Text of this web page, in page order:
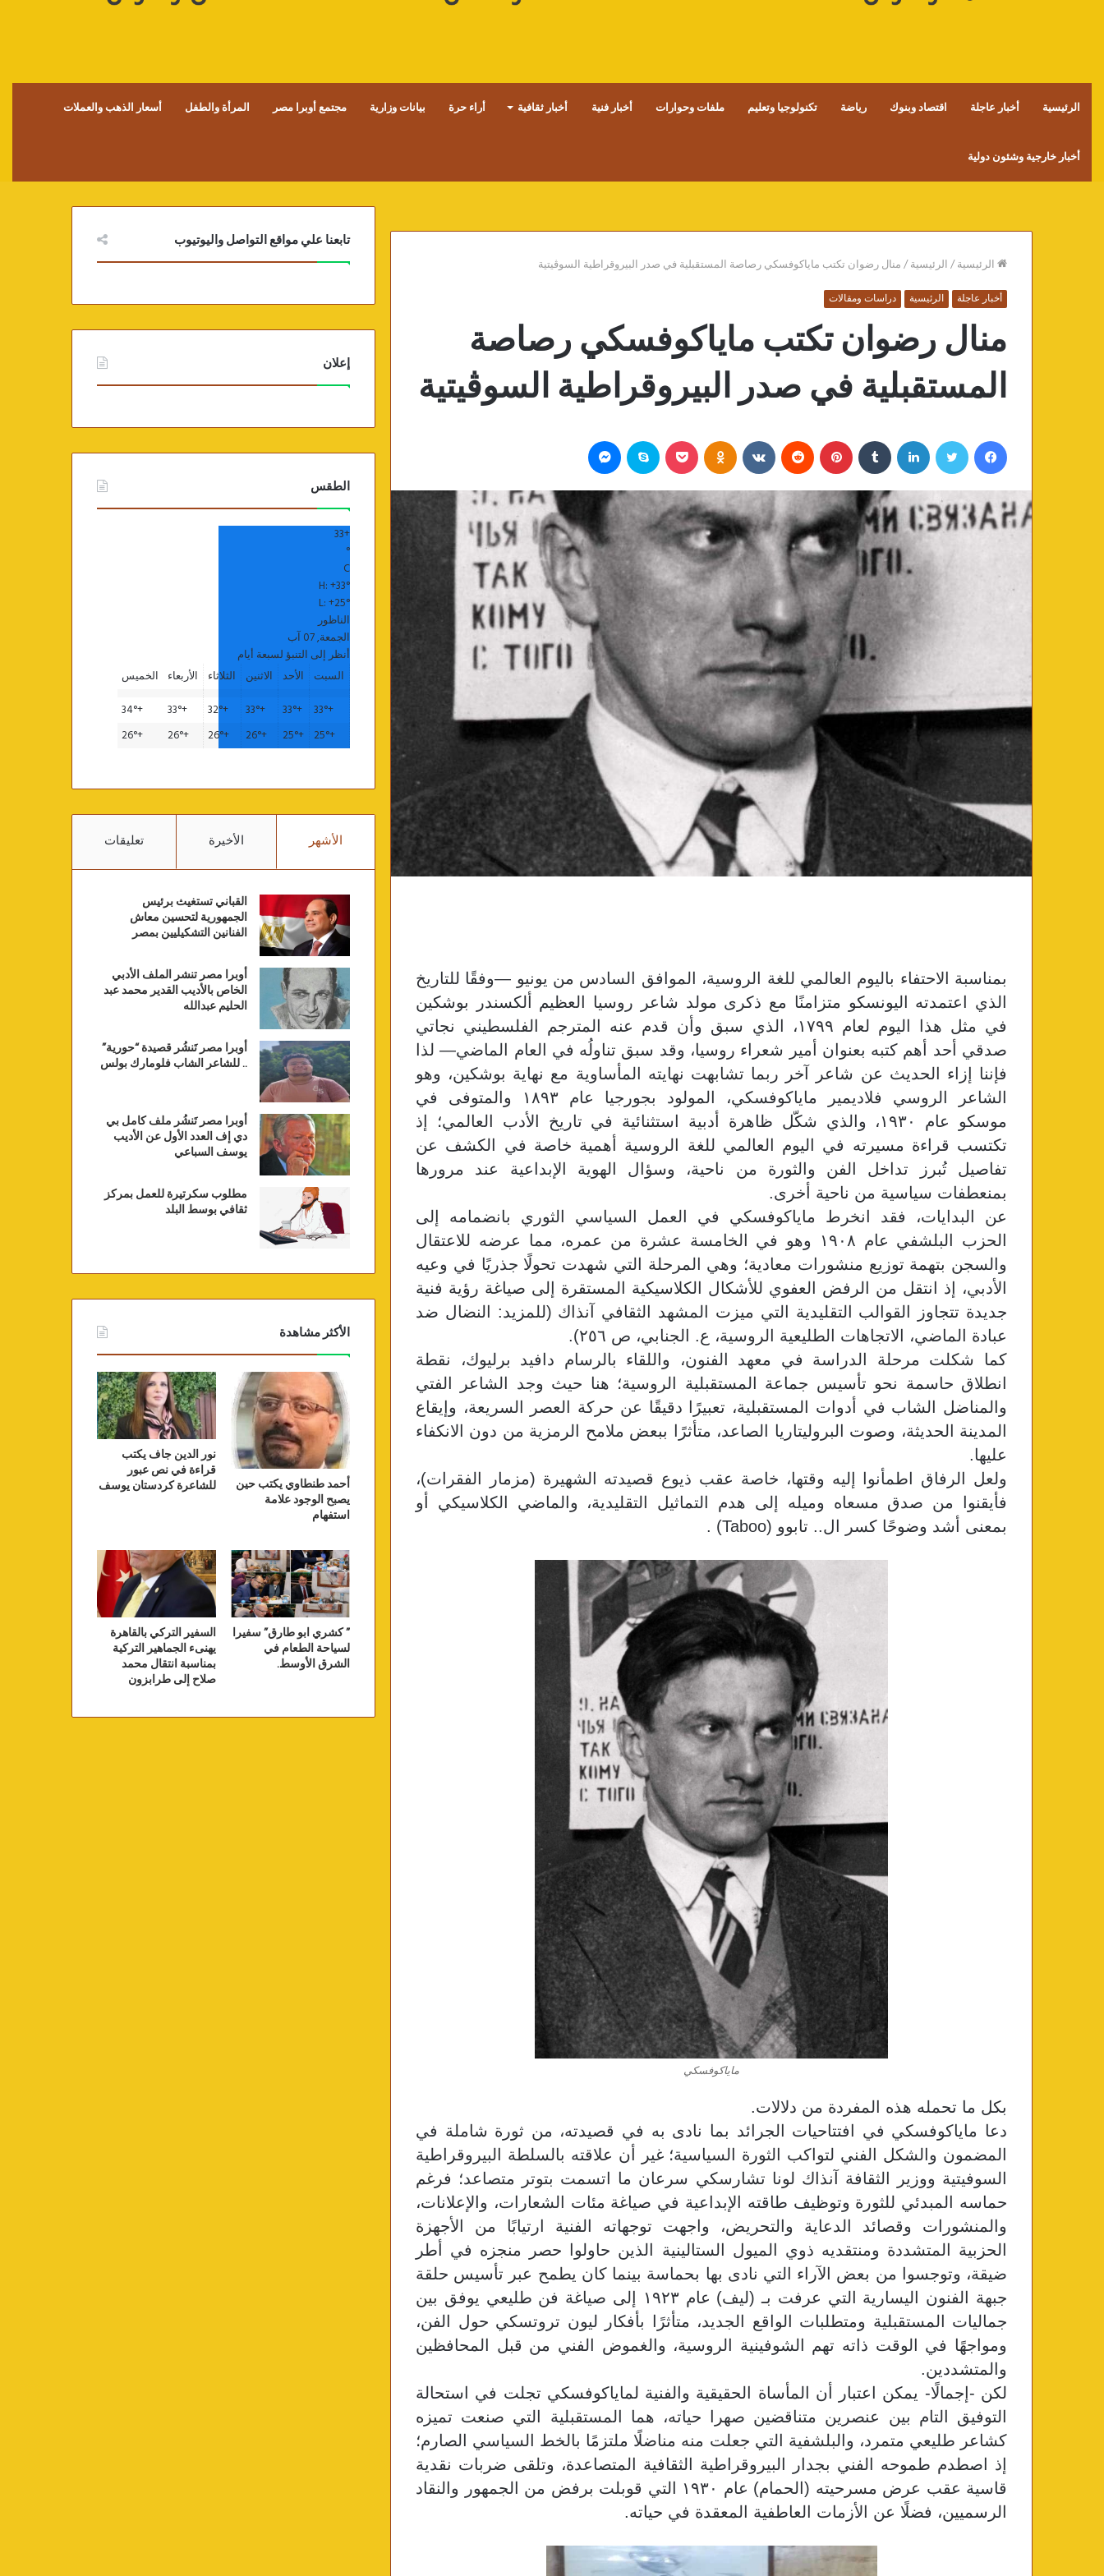
الرئيسية أخبار عاجلة اقتصاد وبنوك رياضة تكنولوجيا وتعليم ملفات وحوارات أخبار فنية أخبار ثقافية أراء حرة بيانات وزارية مجتمع أوبرا مصر المرأة والطفل أسعار الذهب والعملات
أخبار خارجية وشئون دولية
الرئيسية/الرئيسية/منال رضوان تكتب ماياكوفسكي رصاصة المستقبلية في صدر البيروقراطية السوڤيتية
أخبار عاجلة الرئيسية دراسات ومقالات
منال رضوان تكتب ماياكوفسكي رصاصة
المستقبلية في صدر البيروقراطية السوڤيتية
​بمناسبة الاحتفاء باليوم العالمي للغة الروسية، الموافق السادس من يونيو —وفقًا للتاريخ
الذي اعتمدته اليونسكو متزامنًا مع ذكرى مولد شاعر روسيا العظيم ألكسندر بوشكين
في مثل هذا اليوم لعام ١٧٩٩، الذي سبق وأن قدم عنه المترجم الفلسطيني نجاتي
صدقي أحد أهم كتبه بعنوان أمير شعراء روسيا، وقد سبق تناولُه في العام الماضي— لذا
فإننا إزاء الحديث عن شاعر آخر ربما تشابهت نهايته المأساوية مع نهاية بوشكين، وهو
الشاعر الروسي فلاديمير ماياكوفسكي، المولود بجورجيا عام ١٨٩٣ والمتوفى في
موسكو عام ١٩٣٠، والذي شكّل ظاهرة أدبية استثنائية في تاريخ الأدب العالمي؛ إذ
تكتسب قراءة مسيرته في اليوم العالمي للغة الروسية أهمية خاصة في الكشف عن
تفاصيل تُبرز تداخل الفن والثورة من ناحية، وسؤال الهوية الإبداعية عند مرورها
بمنعطفات سياسية من ناحية أخرى.
​عن البدايات، فقد انخرط ماياكوفسكي في العمل السياسي الثوري بانضمامه إلى
الحزب البلشفي عام ١٩٠٨ وهو في الخامسة عشرة من عمره، مما عرضه للاعتقال
والسجن بتهمة توزيع منشورات معادية؛ وهي المرحلة التي شهدت تحولًا جذريًا في وعيه
الأدبي، إذ انتقل من الرفض العفوي للأشكال الكلاسيكية المستقرة إلى صياغة رؤية فنية
جديدة تتجاوز القوالب التقليدية التي ميزت المشهد الثقافي آنذاك (للمزيد: النضال ضد
عبادة الماضي، الاتجاهات الطليعية الروسية، ع. الجنابي، ص ٢٥٦).
​كما شكلت مرحلة الدراسة في معهد الفنون، واللقاء بالرسام دافيد برليوك، نقطة
انطلاق حاسمة نحو تأسيس جماعة المستقبلية الروسية؛ هنا حيث وجد الشاعر الفتي
والمناضل الشاب في أدوات المستقبلية، تعبيرًا دقيقًا عن حركة العصر السريعة، وإيقاع
المدينة الحديثة، وصوت البروليتاريا الصاعد، متأثرًا ببعض ملامح الرمزية من دون الانكفاء
عليها.
ولعل الرفاق اطمأنوا إليه وقتها، خاصة عقب ذيوع قصيدته الشهيرة (مزمار الفقرات)،
فأيقنوا من صدق مسعاه وميله إلى هدم التماثيل التقليدية، والماضي الكلاسيكي أو
بمعنى أشد وضوحًا كسر ال.. تابوو (Taboo) .
ماياكوفسكي
بكل ما تحمله هذه المفردة من دلالات.
​دعا ماياكوفسكي في افتتاحيات الجرائد بما نادى به في قصيدته، من ثورة شاملة في
المضمون والشكل الفني لتواكب الثورة السياسية؛ غير أن علاقته بالسلطة البيروقراطية
السوفيتية ووزير الثقافة آنذاك لونا تشارسكي سرعان ما اتسمت بتوتر متصاعد؛ فرغم
حماسه المبدئي للثورة وتوظيف طاقته الإبداعية في صياغة مئات الشعارات، والإعلانات،
والمنشورات وقصائد الدعاية والتحريض، واجهت توجهاته الفنية ارتيابًا من الأجهزة
الحزبية المتشددة ومنتقديه ذوي الميول الستالينية الذين حاولوا حصر منجزه في أطر
ضيقة، وتوجسوا من بعض الآراء التي نادى بها بحماسة بينما كان يطمح عبر تأسيس حلقة
جبهة الفنون اليسارية التي عرفت بـ (ليف) عام ١٩٢٣ إلى صياغة فن طليعي يوفق بين
جماليات المستقبلية ومتطلبات الواقع الجديد، متأثرًا بأفكار ليون تروتسكي حول الفن،
ومواجهًا في الوقت ذاته تهم الشوفينية الروسية، والغموض الفني من قبل المحافظين
والمتشددين.
​لكن -إجمالًا- يمكن اعتبار أن المأساة الحقيقية والفنية لماياكوفسكي تجلت في استحالة
التوفيق التام بين عنصرين متناقضين صهرا حياته، هما المستقبلية التي صنعت تميزه
كشاعر طليعي متمرد، والبلشفية التي جعلت منه مناضلًا ملتزمًا بالخط السياسي الصارم؛
إذ اصطدم طموحه الفني بجدار البيروقراطية الثقافية المتصاعدة، وتلقى ضربات نقدية
قاسية عقب عرض مسرحيته (الحمام) عام ١٩٣٠ التي قوبلت برفض من الجمهور والنقاد
الرسميين، فضلًا عن الأزمات العاطفية المعقدة في حياته.
تابعنا علي مواقع التواصل واليوتيوب
إعلان
الطقس
+
33
°
C
H:+33°
L:+25°
الناظور
الجمعة, 07 آب
أنظر إلى التنبؤ لسبعة أيام
السبت
الأحد الاثنين الثلاثاء الأربعاء
الخميس
+
33°
+
33°
+
33°
+
32°
+
33°
+
34°
+
25°
+
25°
+
26°
+
26°
+
26°
+
26°
الأشهر الأخيرة تعليقات
القباني تستغيث برئيس
الجمهورية لتحسين معاش
الفنانين التشكيليين بمصر
أوبرا مصر تنشر الملف الأدبي
الخاص بالأديب القدير محمد عبد
الحليم عبدالله
أوبرا مصر تَنشُر قصيدة “حورية”
.. للشاعر الشاب فلومارك بولس
أوبرا مصر تَنشُر ملف كامل بي
دي إف العدد الأول عن الأديب
يوسف السباعي
مطلوب سكرتيرة للعمل بمركز
ثقافي بوسط البلد
الأكثر مشاهدة
أحمد طنطاوي يكتب حين
يصبح الوجود علامة
استفهام
نور الدين جاف يكتب
قراءة في نص عبور
للشاعرة كردستان يوسف
” كشري ابو طارق” سفيرا
لسياحة الطعام في
الشرق الأوسط.
السفير التركي بالقاهرة
يهنىء الجماهير التركية
بمناسبة انتقال محمد
صلاح إلى طرابزون